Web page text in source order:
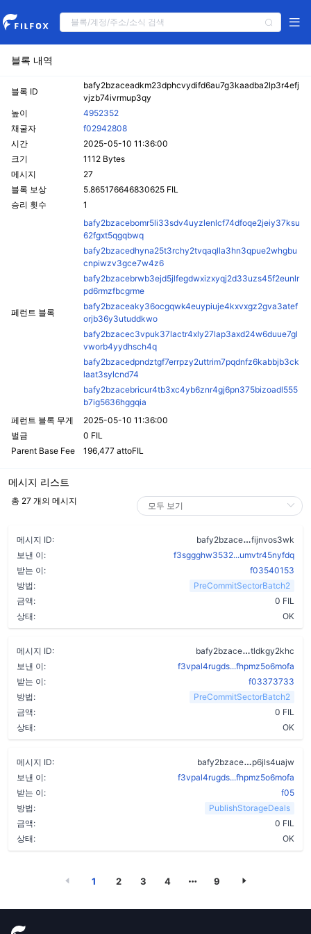
블록 내역
블록 ID
bafy2bzaceadkm23dphcvydifd6au7g3kaadba2lp3r4efj
vjzb74ivrmup3qy
높이
4952352
채굴자
f02942808
시간
2025-05-10 11:36:00
크기
1112 Bytes
메시지
27
블록 보상
5.865176646830625 FIL
승리 횟수
1
페런트 블록
bafy2bzacebomr5li33sdv4uyzlenlcf74dfoqe2jeiy37ksu
62fgxt5qgqbwq
bafy2bzacedhyna25t3rchy2tvqaqlla3hn3qpue2whgbu
cnpiwzv3gce7w4z6
bafy2bzacebrwb3ejd5jlfegdwxizxyqj2d33uzs45f2eunlr
pd6rmzfbcgrme
bafy2bzaceaky36ocgqwk4euypiuje4kxvxgz2gva3atef
orjb36y3utuddkwo
bafy2bzacec3vpuk37lactr4xly27lap3axd24w6duue7gl
vworb4yydhsch4q
bafy2bzacedpndztgf7errpzy2uttrim7pqdnfz6kabbjb3ck
laat3sylcnd74
bafy2bzacebricur4tb3xc4yb6znr4gj6pn375bizoadl555
b7ig5636hggqia
페런트 블록 무게
2025-05-10 11:36:00
벌금
0 FIL
Parent Base Fee
196,477 attoFIL
메시지 리스트
총 27 개의 메시지
메시지 ID: bafy2bzace
fijnvos3wk
보낸 이:
f3sggghw3532...umvtr45nyfdq
받는 이:
f03540153
방법:
PreCommitSectorBatch2
금액:
0 FIL
상태:
OK
메시지 ID: bafy2bzace
tldkgy2khc
보낸 이:
f3vpal4rugds...fhpmz5o6mofa
받는 이:
f03373733
방법:
PreCommitSectorBatch2
금액:
0 FIL
상태:
OK
메시지 ID: bafy2bzace
p6jls4uajw
보낸 이:
f3vpal4rugds...fhpmz5o6mofa
받는 이:
f05
방법:
PublishStorageDeals
금액:
0 FIL
상태:
OK
1 2 3 4 9